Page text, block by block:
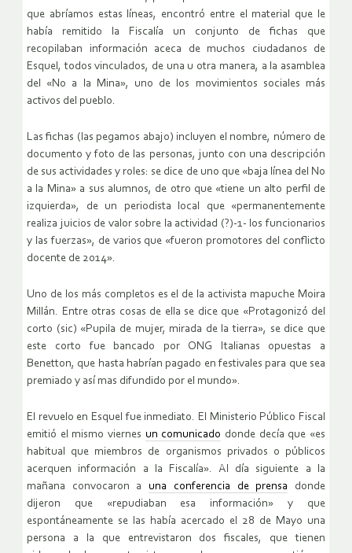
que abríamos estas líneas, encontró entre el material que le
había remitido la Fiscalía un conjunto de fichas que
recopilaban información aceca de muchos ciudadanos de
Esquel, todos vinculados, de una u otra manera, a la asamblea
del «No a la Mina», uno de los movimientos sociales más
activos del pueblo.
Las fichas (las pegamos abajo) incluyen el nombre, número de
documento y foto de las personas, junto con una descripción
de sus actividades y roles: se dice de uno que «baja línea del No
a la Mina» a sus alumnos, de otro que «tiene un alto perfil de
izquierda», de un periodista local que «permanentemente
realiza juicios de valor sobre la actividad (?)-1- los funcionarios
y las fuerzas», de varios que «fueron promotores del conflicto
docente de 2014».
Uno de los más completos es el de la activista mapuche Moira
Millán. Entre otras cosas de ella se dice que «Protagonizó del
corto (sic) «Pupila de mujer, mirada de la tierra», se dice que
este corto fue bancado por ONG Italianas opuestas a
Benetton, que hasta habrían pagado en festivales para que sea
premiado y así mas difundido por el mundo».
El revuelo en Esquel fue inmediato. El Ministerio Público Fiscal
emitió el mismo viernes un comunicado donde decía que «es
habitual que miembros de organismos privados o públicos
acerquen información a la Fiscalía». Al día siguiente a la
mañana convocaron a una conferencia de prensa donde
dijeron que «repudiaban esa información» y que
espontáneamente se las había acercado el 28 de Mayo una
persona a la que entrevistaron dos fiscales, que tienen